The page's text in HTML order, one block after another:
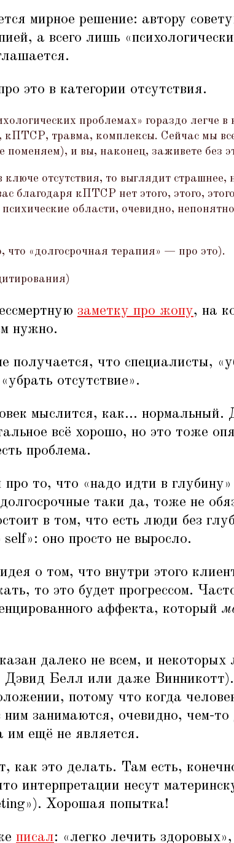
мирное решение: автору
а всего лишь «
это в категории отсутствия.
проблемах» гораздо легче в
кПТСР, травма, комплексы. Сейчас мы
поменяем), и вы, наконец, заживете без
отсутствия, то выглядит страшнее,
благодаря кПТСР нет этого, этого,
психические области, очевидно,
что «долгосрочная терапия» — про это).
заметку про жопу, на
нужно.
получается, что специалисты, «
«убрать отсутствие».
мыслится, как... нормальный.
всё хорошо, но это тоже
проблема.
то, что «надо идти в
таки да, тоже не
в том, что есть люди без
self»: оно просто не выросло.
о том, что внутри этого
то это будет прогрессом.
аффекта, который
далеко не всем, и некоторых
Дэвид Белл или даже
потому что когда
занимаются, очевидно, чем-
им ещё не является.
как это делать. Там есть,
интерпретации несут
Хорошая попытка!
писал: «легко лечить